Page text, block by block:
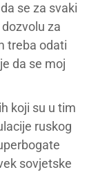
se za svaki
za
treba odati
da se moj
koji su u tim
ruskog
sovjetske